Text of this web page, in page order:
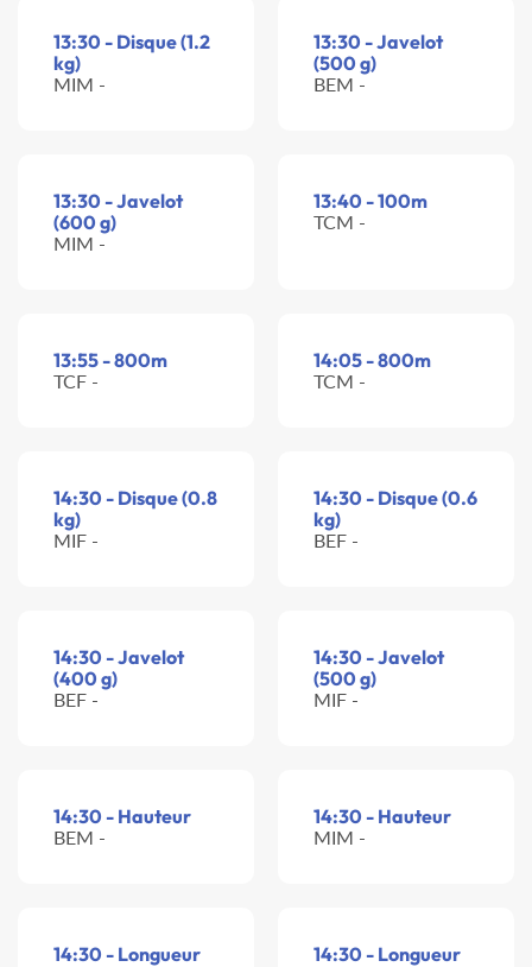
13:30 - Disque (1.2
kg)
MIM -
13:30 - Javelot
(500 g)
BEM -
13:30 - Javelot
(600 g)
MIM -
13:40 - 100m
TCM -
13:55 - 800m
TCF -
14:05 - 800m
TCM -
14:30 - Disque (0.8
kg)
MIF -
14:30 - Disque (0.6
kg)
BEF -
14:30 - Javelot
(400 g)
BEF -
14:30 - Javelot
(500 g)
MIF -
14:30 - Hauteur
BEM -
14:30 - Hauteur
MIM -
14:30 - Longueur 14:30 - Longueur